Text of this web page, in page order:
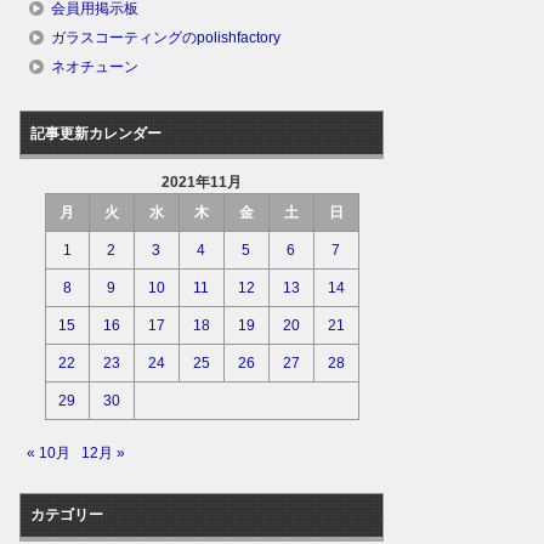
会員用掲示板
ガラスコーティングのpolishfactory
ネオチューン
記事更新カレンダー
2021年11月
月
火 水 木 金 土 日
1 2 3 4 5 6 7
8 9 10 11 12 13 14
15 16 17 18 19 20 21
22 23 24 25 26 27 28
29 30
« 10月 12月 »
カテゴリー